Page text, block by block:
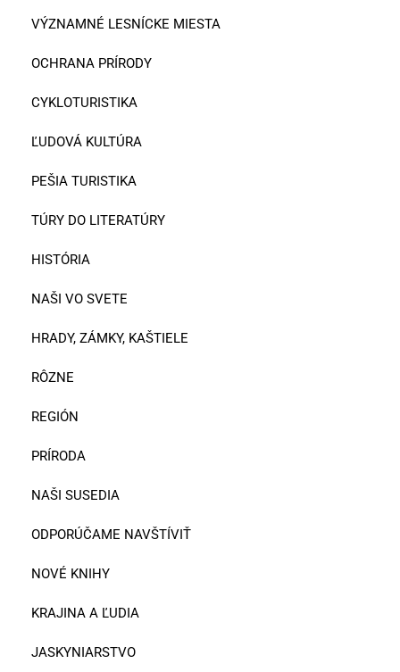
VÝZNAMNÉ LESNÍCKE MIESTA
OCHRANA PRÍRODY
CYKLOTURISTIKA
ĽUDOVÁ KULTÚRA
PEŠIA TURISTIKA
TÚRY DO LITERATÚRY
HISTÓRIA
NAŠI VO SVETE
HRADY, ZÁMKY, KAŠTIELE
RÔZNE
REGIÓN
PRÍRODA
NAŠI SUSEDIA
ODPORÚČAME NAVŠTÍVIŤ
NOVÉ KNIHY
KRAJINA A ĽUDIA
JASKYNIARSTVO